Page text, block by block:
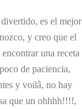
es el mejor
y creo que el
una receta
de paciencia,
y voilâ, no hay
que un ohhhh!!!!,